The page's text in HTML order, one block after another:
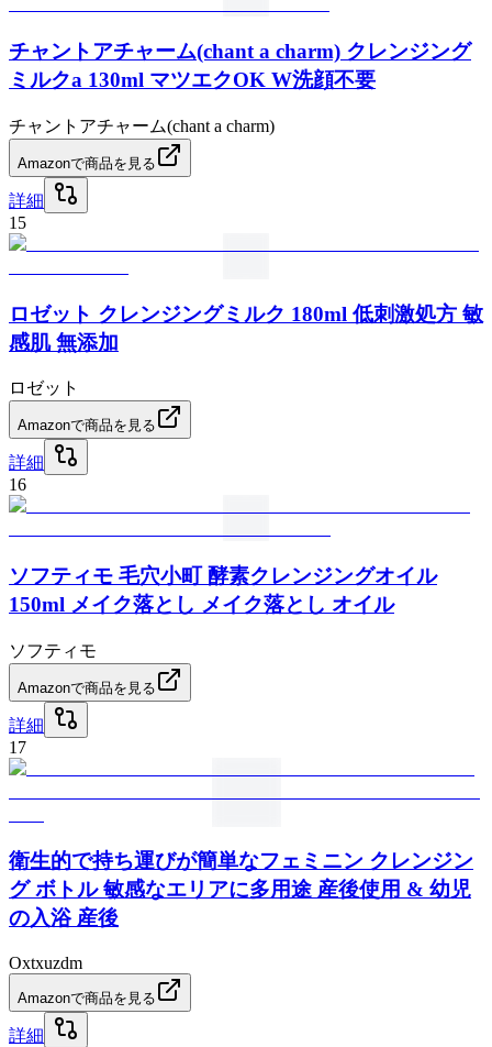
チャントアチャーム(chant a charm) クレンジング
ミルクa 130ml マツエクOK W洗顔不要
チャントアチャーム(chant a charm)
Amazonで商品を見る
詳細
15
ロゼット クレンジングミルク 180ml 低刺激処方 敏
感肌 無添加
ロゼット
Amazonで商品を見る
詳細
16
ソフティモ 毛穴小町 酵素クレンジングオイル
150ml メイク落とし メイク落とし オイル
ソフティモ
Amazonで商品を見る
詳細
17
衛生的で持ち運びが簡単なフェミニン クレンジン
グ ボトル 敏感なエリアに多用途 産後使用 & 幼児
の入浴 産後
Oxtxuzdm
Amazonで商品を見る
詳細